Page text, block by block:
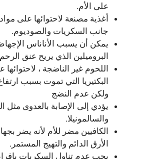
على الأم.
أغذية مصنعة لاحتوائها على
جانب السكريات والصوديوم.
يمكن أن يسبب الأناناس
البروميلين الذي يريح عنق
اللحوم غير الناضجة ،
البكتيريا التي تموت بسبب
ولكن عدم النضج
يؤدي إلى الإصابة بالعدوى مثل
والسالمونيلا.
الكافيين مضر للأم لأنه يضر
الأرق الدائم والتهيج المستمر.
يجب عدم تناول السكريات